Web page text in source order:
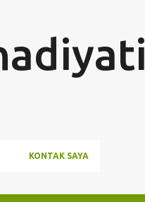
KONTAK SAYA